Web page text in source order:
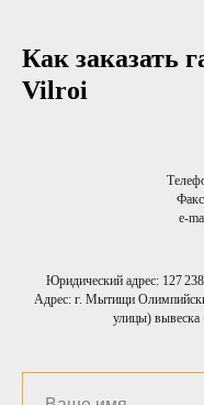
Как заказать
Vilroi
e-
Юридический адрес: 127
Адрес: г. Мытищи
улицы) вывеска